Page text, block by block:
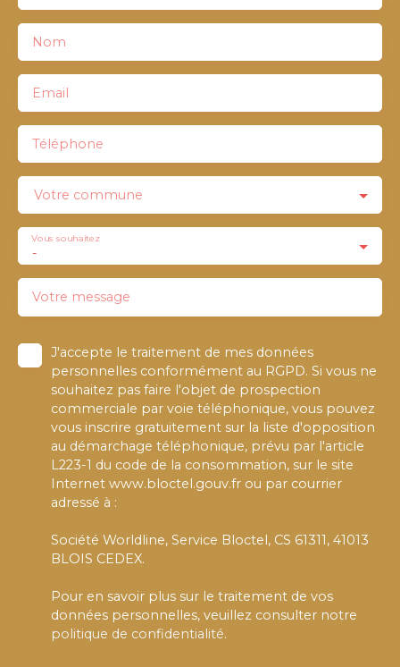
Nom
Email
Téléphone
Votre commune
-
Vous souhaitez
Votre message
J'accepte le traitement de mes données
personnelles conformément au RGPD. Si vous ne
souhaitez pas faire l'objet de prospection
commerciale par voie téléphonique, vous pouvez
vous inscrire gratuitement sur la liste d'opposition
au démarchage téléphonique, prévu par l'article
L223-1 du code de la consommation, sur le site
Internet www.bloctel.gouv.fr ou par courrier
adressé à :
Société Worldline, Service Bloctel, CS 61311, 41013
BLOIS CEDEX.
Pour en savoir plus sur le traitement de vos
données personnelles, veuillez consulter notre
politique de confidentialité.